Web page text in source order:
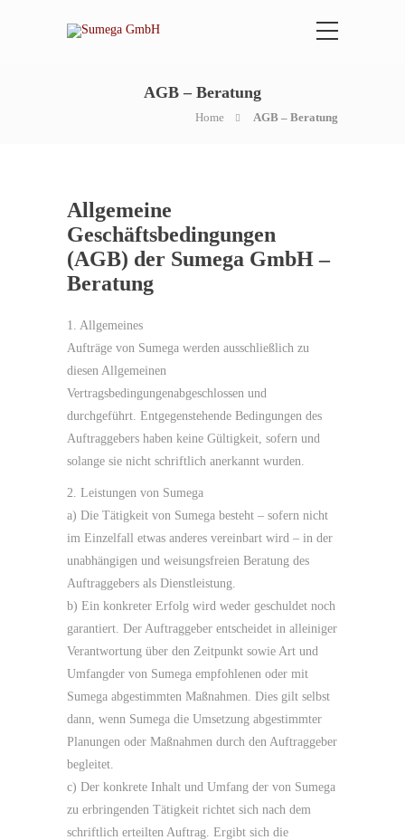
AGB – Beratung
Home AGB – Beratung
Allgemeine
Geschäftsbedingungen
(AGB) der Sumega GmbH –
Beratung
1. Allgemeines
Aufträge von Sumega werden ausschließlich zu
diesen Allgemeinen
Vertragsbedingungenabgeschlossen und
durchgeführt. Entgegenstehende Bedingungen des
Auftraggebers haben keine Gültigkeit, sofern und
solange sie nicht schriftlich anerkannt wurden.
2. Leistungen von Sumega
a) Die Tätigkeit von Sumega besteht – sofern nicht
im Einzelfall etwas anderes vereinbart wird – in der
unabhängigen und weisungsfreien Beratung des
Auftraggebers als Dienstleistung.
b) Ein konkreter Erfolg wird weder geschuldet noch
garantiert. Der Auftraggeber entscheidet in alleiniger
Verantwortung über den Zeitpunkt sowie Art und
Umfangder von Sumega empfohlenen oder mit
Sumega abgestimmten Maßnahmen. Dies gilt selbst
dann, wenn Sumega die Umsetzung abgestimmter
Planungen oder Maßnahmen durch den Auftraggeber
begleitet.
c) Der konkrete Inhalt und Umfang der von Sumega
zu erbringenden Tätigkeit richtet sich nach dem
schriftlich erteilten Auftrag. Ergibt sich die